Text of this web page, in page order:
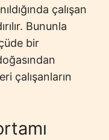
çalışan
Bununla
bir
çalışanların